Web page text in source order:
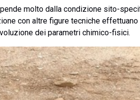
molto dalla condizione sito-
con altre figure tecniche
dei parametri chimico-fisici.